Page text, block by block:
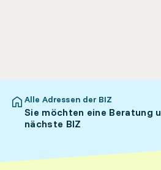
Alle Adressen der BIZ
Sie möchten eine Beratung
nächste BIZ